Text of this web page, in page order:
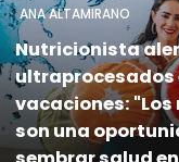
ANA ALTAMIRANO
Nutricionista
ultraprocesados
vacaciones:
son una